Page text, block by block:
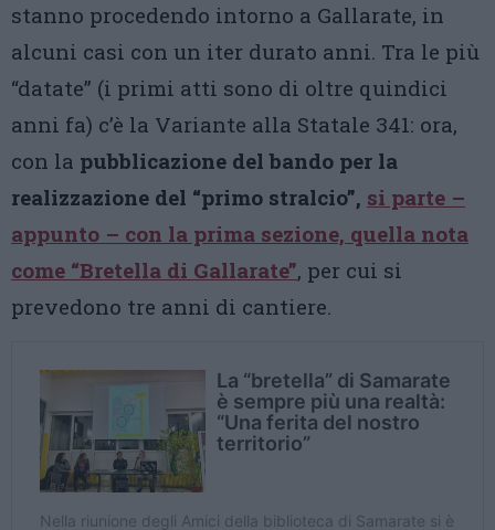
stanno procedendo intorno a Gallarate, in
alcuni casi con un iter durato anni. Tra le più
“datate” (i primi atti sono di oltre quindici
anni fa) c’è la Variante alla Statale 341: ora,
con la pubblicazione del bando per la
realizzazione del “primo stralcio”, si parte –
appunto – con la prima sezione, quella nota
come “Bretella di Gallarate”, per cui si
prevedono tre anni di cantiere.